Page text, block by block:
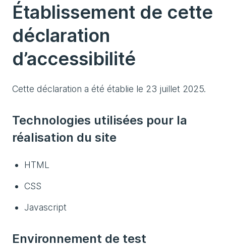
Établissement de cette
déclaration
d’accessibilité
Cette déclaration a été établie le 23 juillet 2025.
Technologies utilisées pour la
réalisation du site
HTML
CSS
Javascript
Environnement de test